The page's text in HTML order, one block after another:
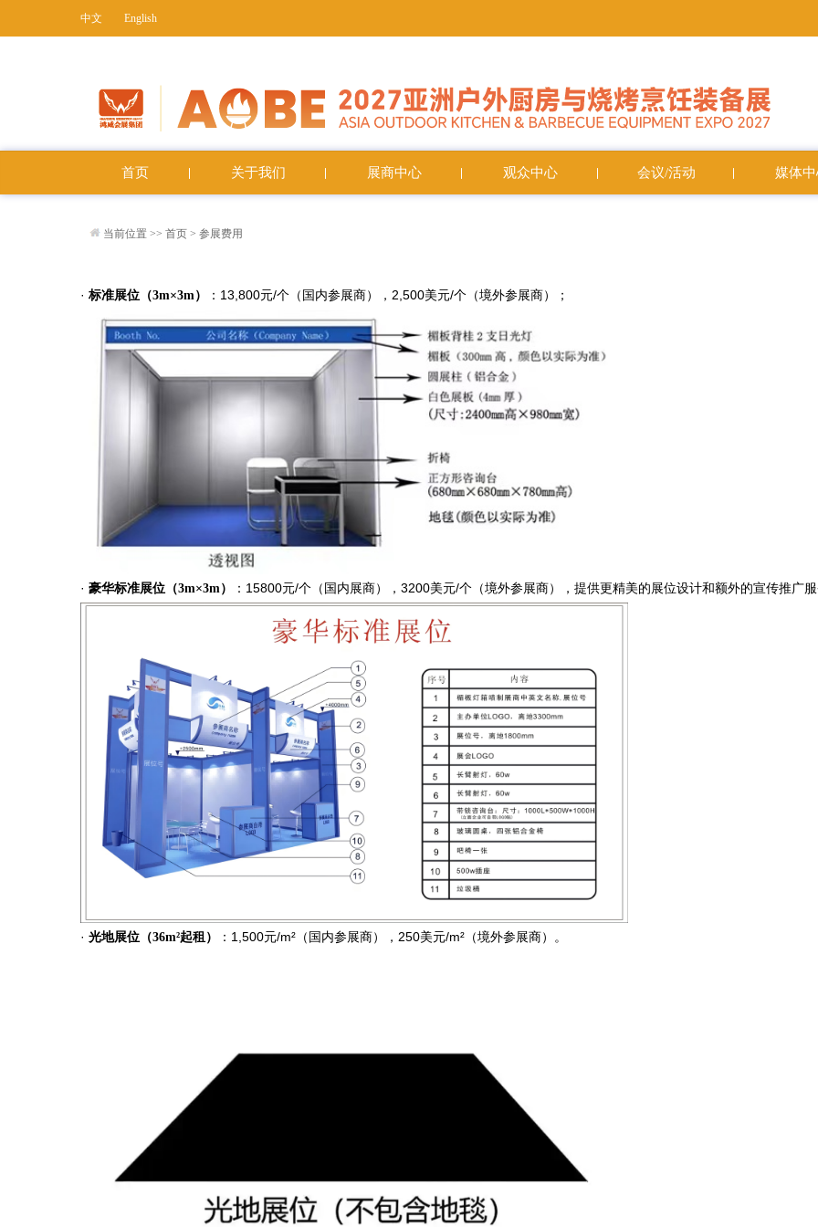
中文 English
首页 关于我们 展商中心 观众中心 会议/活动 媒体
当前位置 >> 首页 > 参展费用
· 标准展位（3m×3m） ：13,800元/个（国内参展商），2,500美元/个（境外参展商）；
· 豪华标准展位（3m×3m） ：15800元/个（国内展商），3200美元/个（境外参展商），提供更精美的展位设计和额外的宣传推广
· 光地展位（36m²起租） ：1,500元/m²（国内参展商），250美元/m²（境外参展商）。